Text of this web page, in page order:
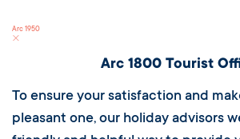
Arc 1950
Arc 1800 Tourist
To ensure your satisfaction and
pleasant one, our holiday advisors